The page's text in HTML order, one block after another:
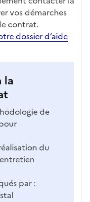
vos démarches
contrat.
dossier d’aide
la
de
du
par :